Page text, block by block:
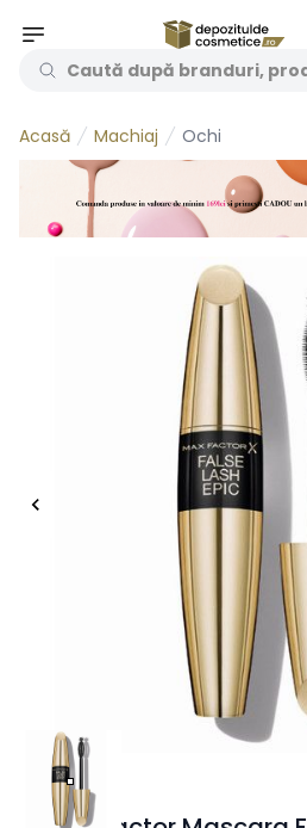
Acasă Machiaj Ochi